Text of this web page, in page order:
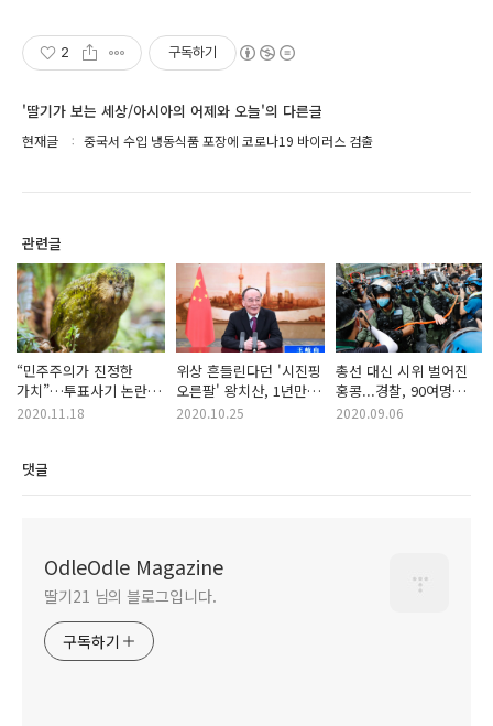
2 구독하기
'딸기가 보는 세상/아시아의 어제와 오늘'의 다른글
현재글 중국서 수입 냉동식품 포장에 코로나19 바이러스 검출
관련글
“민주주의가 진정한
가치”…투표사기 논란
속 '승복의 미덕' 보여준
2020.11.18
위상 흔들린다던 '시진핑
오른팔' 왕치산, 1년만에
공개 연설
2020.10.25
총선 대신 시위 벌어진
홍콩...경찰, 90여명
체포
2020.09.06
댓글
OdleOdle Magazine
딸기21 님의 블로그입니다.
구독하기